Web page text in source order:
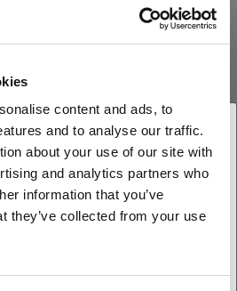
content and ads, to
and to analyse our traffic.
about your use of our site with
and analytics partners who
information that you’ve
they’ve collected from your use
a 1.5m Type-C cable
wide-angle lens provide a clear and
you’ll always have full visibility to catch
7 Surveillance
camera automatically switches to
IR light. This ensures sharp and
light conditions, so you can monitor
biznesowym, czy klientem